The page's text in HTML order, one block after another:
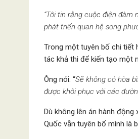
“Tôi tin rằng cuộc điện
phát triển quan hệ song
Trong một tuyên bố chi tiết
tác khả thi để kiến tạo một
Ông nói: “Sẽ không có hòa
được khôi phục với các
Dù không lên án hành
Quốc vẫn tuyên bố mình là